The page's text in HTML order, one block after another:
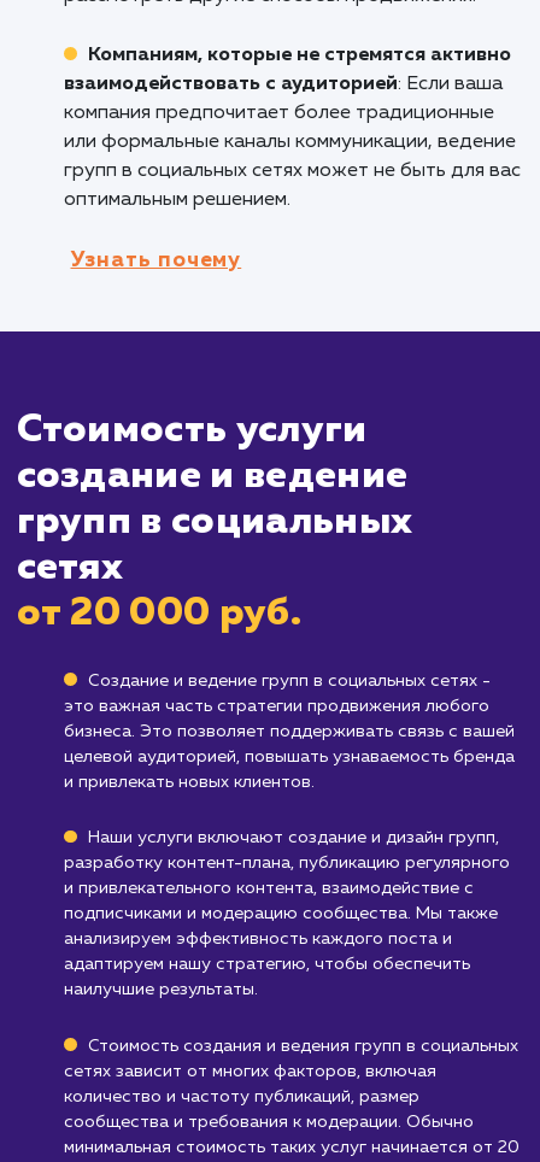
социальных сетях может помочь увеличить
узнаваемость вашего бренда и расширить
вашей аудитории.
Организациям, которые хотят собрать
обратную связь и мнения от клиентов :
Социальные сети представляют собой
мнений о ваших товарах или услугах.
Кому не подходит данный
достаточно времени на управление
социальными сетями: Ведение групп в
внимания и усилий, и если у вас нет времени
ресурсов на это, возможно, вам стоит
рассмотреть другие способы продвижения.
взаимодействовать с аудиторией: Если
компания предпочитает более
или формальные каналы коммуникации,
групп в социальных сетях может не быть
оптимальным решением.
Узнать почему
Стоимость услуги
создание и ведение